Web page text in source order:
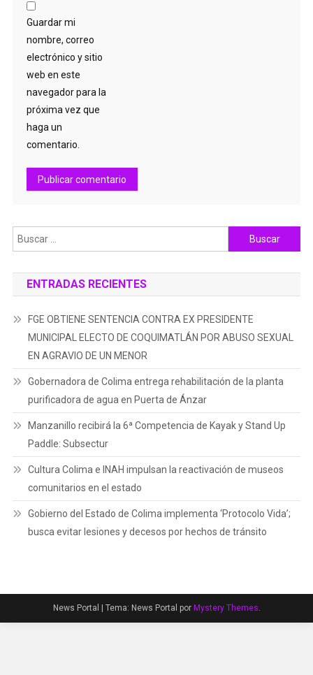
Guardar mi
nombre, correo
electrónico y sitio
web en este
navegador para la
próxima vez que
haga un
comentario.
Buscar:
ENTRADAS RECIENTES
FGE OBTIENE SENTENCIA CONTRA EX PRESIDENTE
MUNICIPAL ELECTO DE COQUIMATLÁN POR ABUSO SEXUAL
EN AGRAVIO DE UN MENOR
Gobernadora de Colima entrega rehabilitación de la planta
purificadora de agua en Puerta de Ánzar
Manzanillo recibirá la 6ª Competencia de Kayak y Stand Up
Paddle: Subsectur
Cultura Colima e INAH impulsan la reactivación de museos
comunitarios en el estado
Gobierno del Estado de Colima implementa ‘Protocolo Vida’;
busca evitar lesiones y decesos por hechos de tránsito
News Portal Tema: News Portal por Mystery Themes.